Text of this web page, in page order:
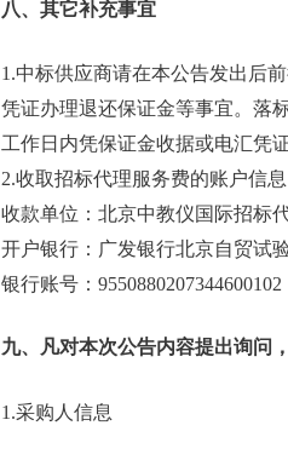
八、其它补充事宜
1.中标供应商请在本公告发出后
凭证办理退还保证金等事宜。落
工作日内凭保证金收据或电汇凭
2.收取招标代理服务费的账户信息
收款单位：北京中教仪国际招标
开户银行：广发银行北京自贸试
银行账号：9550880207344600102
九、凡对本次公告内容提出询问
1.采购人信息